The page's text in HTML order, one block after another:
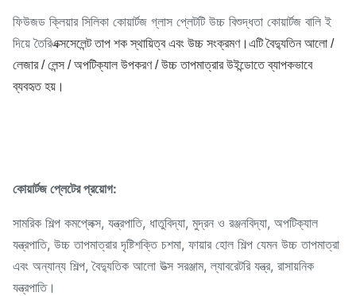
ফিউজড ক্লিয়ার সিলিকা কোয়ার্টজ গ্লাস প্লেটটি উচ্চ বিশুদ্ধতা কোয়ার্টজ বালি ই
দিয়ে তৈরিএক্সসেলেন্ট তাপ শক স্থায়িত্ব এবং উচ্চ সংক্রমণ।এটি বৈদ্যুতিন আলো /
লেজার / লেন্স / অপটিক্যাল উপকরণ / উচ্চ তাপমাত্রার উইন্ডোতে ব্যাপকভাবে
ব্যবহৃত হয়।
কোয়ার্টজ প্লেটের প্রয়োগ:
সামরিক শিল্প কমপ্লেক্স, যন্ত্রপাতি, ধাতুবিদ্যা, মুদ্রন ও রঞ্জনবিদ্যা, অপটিক্যাল
যন্ত্রপাতি, উচ্চ তাপমাত্রার দৃষ্টিশক্তি চশমা, ফায়ার হোল শিল্প যেমন উচ্চ তাপমাত্রা
এবং অন্যান্য শিল্প, বৈদ্যুতিক আলো উত্স সরঞ্জাম, ল্যাবরেটরি যন্ত্র, রাসায়নিক
যন্ত্রপাতি।